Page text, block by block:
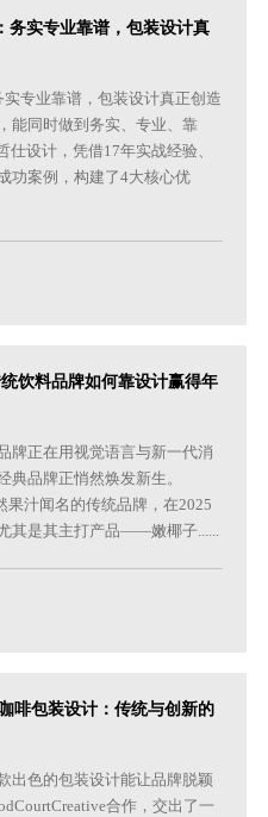
务实专业靠谱，包装设计真
专业靠谱，包装设计真正创造
能同时做到务实、专业、靠
设计，凭借17年实战经验、
功案例，构建了4大核心优
饮料品牌如何靠设计赢得年
牌正在用视觉语言与新一代消
典品牌正悄然焕发新生。
果汁闻名的传统品牌，在2025
其是其主打产品——嫩椰子......
啡包装设计：传统与创新的
出色的包装设计能让品牌脱颖
合作，交出了一